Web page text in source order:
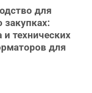
для
технических
для